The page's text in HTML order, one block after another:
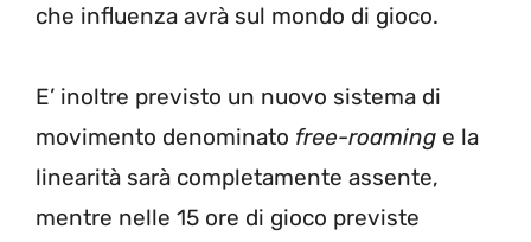
che influenza avrà sul mondo di gioco.
E’ inoltre previsto un nuovo sistema di
movimento denominato free-roaming e la
linearità sarà completamente assente,
mentre nelle 15 ore di gioco previste